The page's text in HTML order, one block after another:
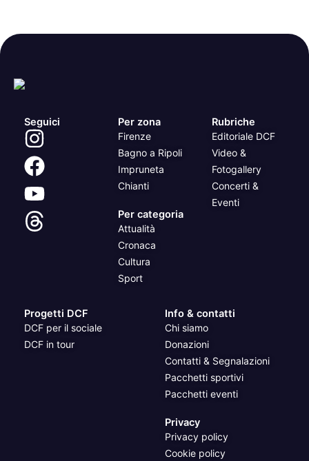
Seguici Per zona
Firenze
Bagno a Ripoli
Impruneta
Chianti
Per categoria
Attualità
Cronaca
Cultura
Sport
Rubriche
Editoriale DCF
Video &
Fotogallery
Concerti &
Eventi
Progetti DCF
DCF per il sociale
DCF in tour
Info & contatti
Chi siamo
Donazioni
Contatti & Segnalazioni
Pacchetti sportivi
Pacchetti eventi
Privacy
Privacy policy
Cookie policy